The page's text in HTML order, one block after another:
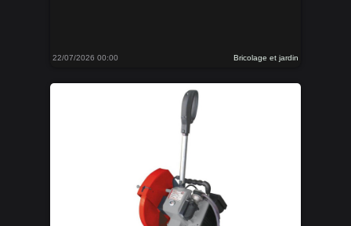
22/07/2026 00:00 Bricolage et jardin